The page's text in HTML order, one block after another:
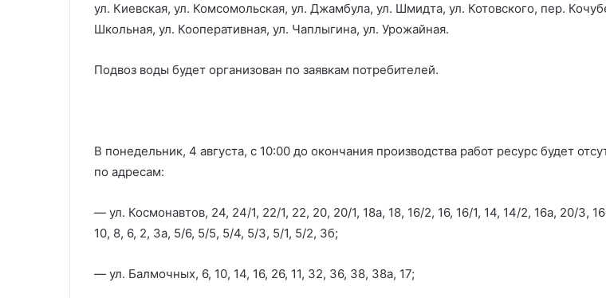
ул. Киевская, ул. Комсомольская, ул. Джамбула, ул. Шмидта, ул. Котовского, пер.
Школьная, ул. Кооперативная, ул. Чаплыгина, ул. Урожайная.
Подвоз воды будет организован по заявкам потребителей.
В понедельник, 4 августа, с 10:00 до окончания производства работ ресурс будет
по адресам:
— ул. Космонавтов, 24, 24/1, 22/1, 22, 20, 20/1, 18а, 18, 16/2, 16, 16/1, 14, 14/2, 16а, 20/3,
10, 8, 6, 2, 3а, 5/6, 5/5, 5/4, 5/3, 5/1, 5/2, 3б;
— ул. Балмочных, 6, 10, 14, 16, 26, 11, 32, 36, 38, 38а, 17;